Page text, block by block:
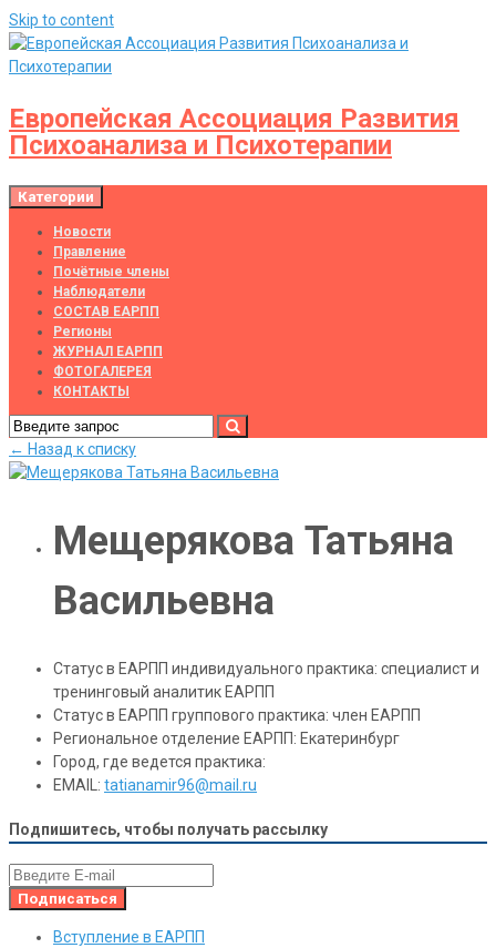
Skip to content
Европейская Ассоциация Развития
Психоанализа и Психотерапии
Категории
Новости
Правление
Почётные члены
Наблюдатели
СОСТАВ ЕАРПП
Регионы
ЖУРНАЛ ЕАРПП
ФОТОГАЛЕРЕЯ
КОНТАКТЫ
← Назад к списку
Мещерякова Татьяна
Васильевна
Статус в ЕАРПП индивидуального практика: специалист и
тренинговый аналитик ЕАРПП
Статус в ЕАРПП группового практика: член ЕАРПП
Региональное отделение ЕАРПП: Екатеринбург
Город, где ведется практика:
EMAIL: tatianamir96@mail.ru
Подпишитесь, чтобы получать рассылку
Вступление в ЕАРПП